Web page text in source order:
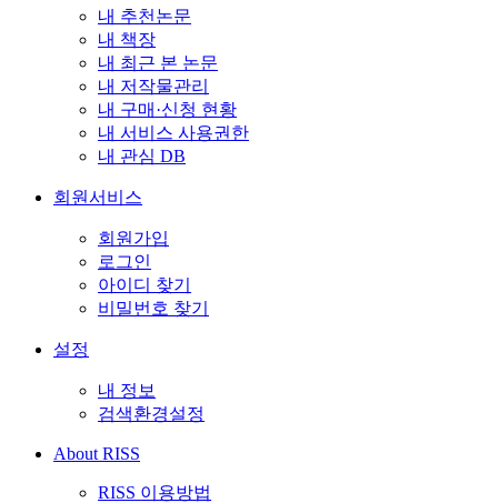
내 추천논문
내 책장
내 최근 본 논문
내 저작물관리
내 구매·신청 현황
내 서비스 사용권한
내 관심 DB
회원서비스
회원가입
로그인
아이디 찾기
비밀번호 찾기
설정
내 정보
검색환경설정
About RISS
RISS 이용방법